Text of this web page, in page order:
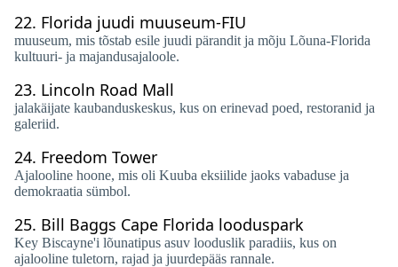
22. Florida juudi muuseum-FIU
muuseum, mis tõstab esile juudi pärandit ja mõju Lõuna-Florida
kultuuri- ja majandusajaloole.
23. Lincoln Road Mall
jalakäijate kaubanduskeskus, kus on erinevad poed, restoranid ja
galeriid.
24. Freedom Tower
Ajalooline hoone, mis oli Kuuba eksiilide jaoks vabaduse ja
demokraatia sümbol.
25. Bill Baggs Cape Florida looduspark
Key Biscayne'i lõunatipus asuv looduslik paradiis, kus on
ajalooline tuletorn, rajad ja juurdepääs rannale.